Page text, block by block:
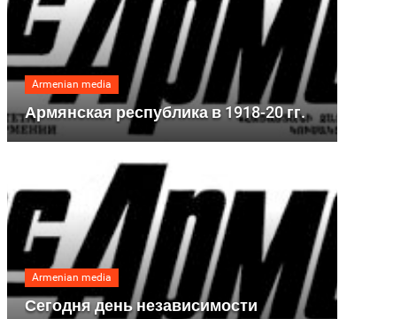
Armenian media
Армянская республика в 1918-20 гг.
Armenian media
Сегодня день независимости